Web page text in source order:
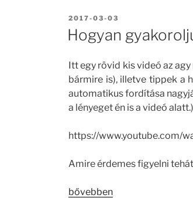
Játékok
I.
Könyv
és
kártyacsomag
bemutatóról”
BEKÜLDVE:
2017-03-03
Hogyan
Itt egy rövid kis videó az
bármire is), illetve tippek a
automatikus fordítása
a lényeget én is a videó alatt.)
https://www.youtube.com/
Amire érdemes figyelni
„Hogyan
bővebben